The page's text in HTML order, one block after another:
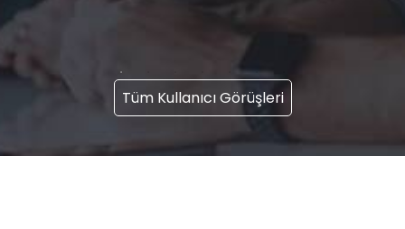
Tüm Kullanıcı Görüşleri